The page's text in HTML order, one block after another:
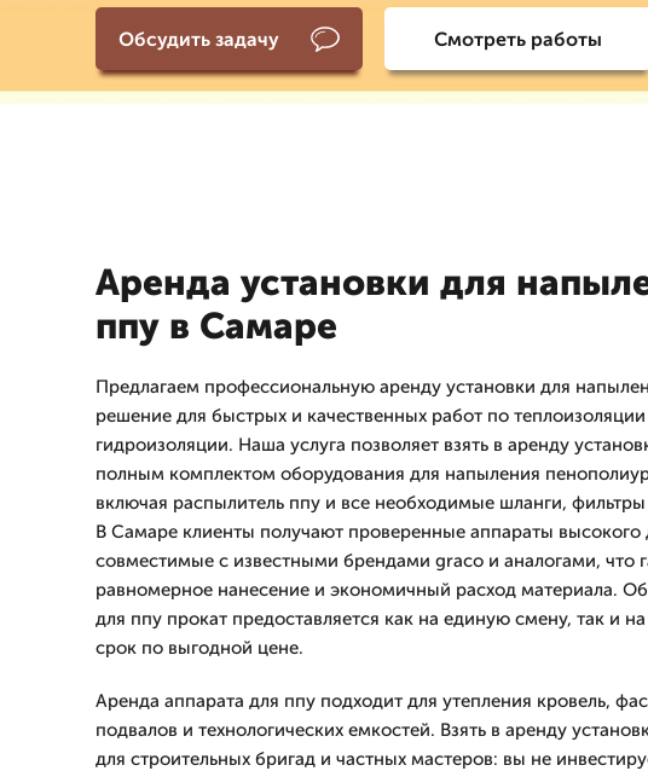
Обсудить задачу Смотреть работы
Аренда установки для
ппу в Самаре
Предлагаем профессиональную аренду установки для
решение для быстрых и качественных работ по
гидроизоляции. Наша услуга позволяет взять в аренду
полным комплектом оборудования для напыления
включая распылитель ппу и все необходимые шланги,
В Самаре клиенты получают проверенные аппараты высокого
совместимые с известными брендами graco и аналогами, что
равномерное нанесение и экономичный расход материала.
для ппу прокат предоставляется как на единую смену, так и
срок по выгодной цене.
Аренда аппарата для ппу подходит для утепления кровель,
подвалов и технологических емкостей. Взять в аренду
для строительных бригад и частных мастеров: вы не